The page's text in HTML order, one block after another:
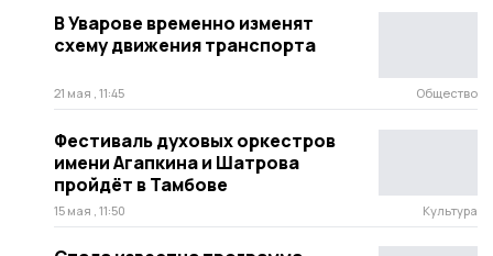
В Уварове временно изменят
схему движения транспорта
21 мая , 11:45 Общество
Фестиваль духовых оркестров
имени Агапкина и Шатрова
пройдёт в Тамбове
15 мая , 11:50 Культура